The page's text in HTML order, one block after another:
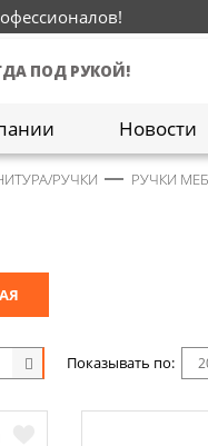
ПОД РУКОЙ!
Новости
РУЧКИ РУЧКИ
Показывать по: